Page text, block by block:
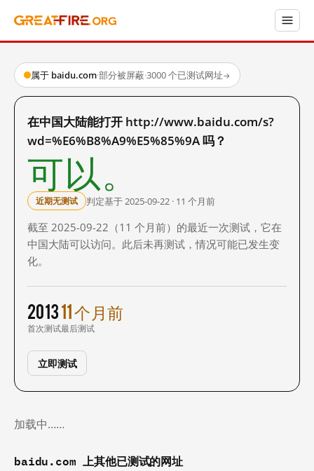
属于 baidu.com·部分被屏蔽·3000 个已测试网址→
在中国大陆能打开 http://www.baidu.com/s?
wd=%E6%B8%A9%E5%85%9A 吗？
可以。
近期无测试 判定基于 2025-09-22 · 11 个月前
截至 2025-09-22（11 个月前）的最近一次测试，它在
中国大陆可以访问。此后未再测试，情况可能已发生变
化。
2013
首次测试
11 个月前
最后测试
立即测试
加载中……
baidu.com 上其他已测试的网址